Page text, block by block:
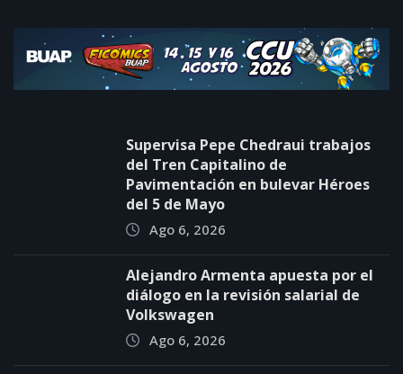
Supervisa Pepe Chedraui trabajos
del Tren Capitalino de
Pavimentación en bulevar Héroes
del 5 de Mayo
Ago 6, 2026
Alejandro Armenta apuesta por el
diálogo en la revisión salarial de
Volkswagen
Ago 6, 2026